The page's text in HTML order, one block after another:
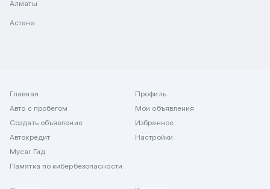
Алматы
Астана
Главная
Авто с пробегом
Создать объявление
Автокредит
Mycar Гид
Памятка по кибербезопасности
Профиль
Мои объявления
Избранное
Настройки